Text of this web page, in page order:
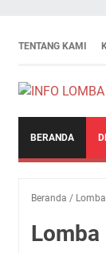
TENTANG KAMI
BERANDA
Beranda /